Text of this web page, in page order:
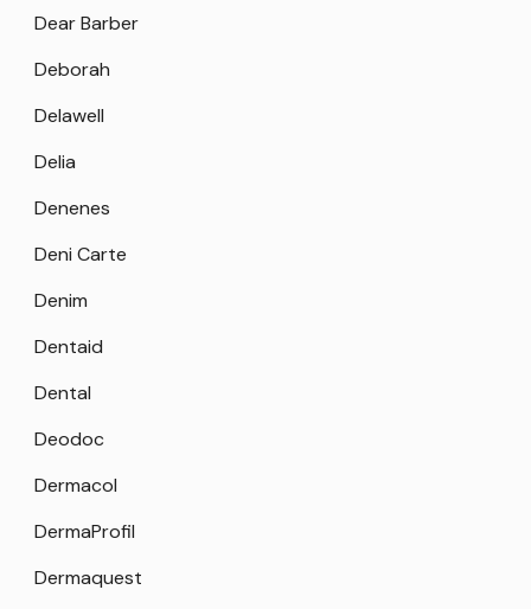
Dear Barber
Deborah
Delawell
Delia
Denenes
Deni Carte
Denim
Dentaid
Dental
Deodoc
Dermacol
DermaProfil
Dermaquest